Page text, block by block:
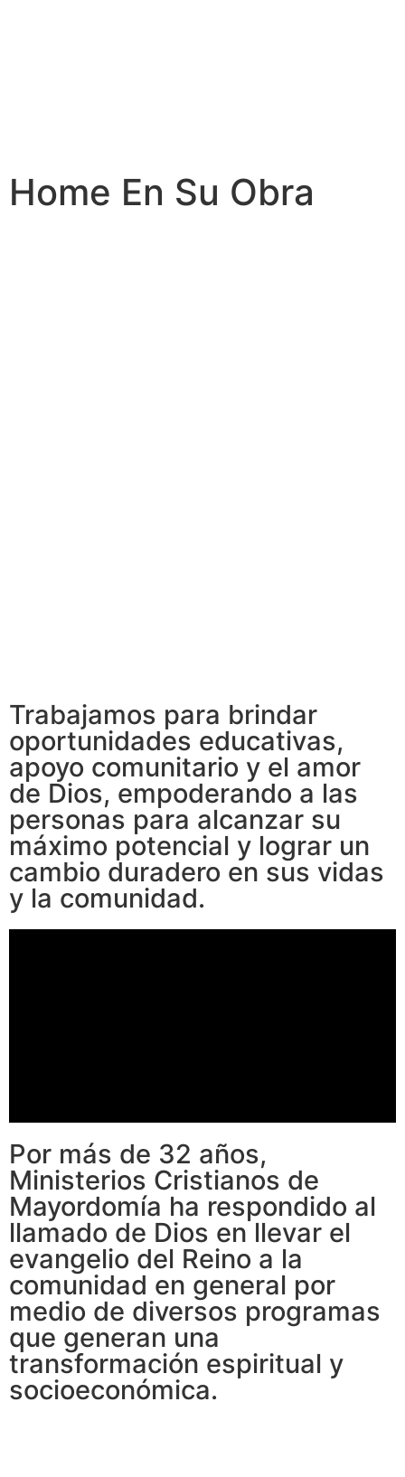
Home En Su Obra
Trabajamos para brindar
oportunidades educativas,
apoyo comunitario y el amor
de Dios, empoderando a las
personas para alcanzar su
máximo potencial y lograr un
cambio duradero en sus vidas
y la comunidad.
Por más de 32 años,
Ministerios Cristianos de
Mayordomía ha respondido al
llamado de Dios en llevar el
evangelio del Reino a la
comunidad en general por
medio de diversos programas
que generan una
transformación espiritual y
socioeconómica.